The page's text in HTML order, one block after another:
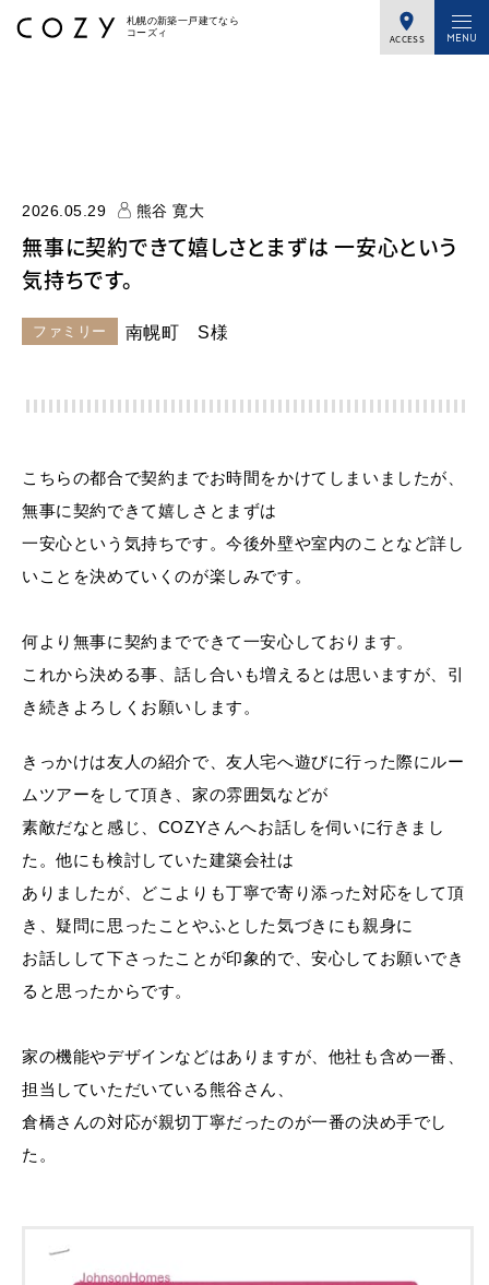
札幌の新築一戸建てなら
コーズィ
ACCESS
2026.05.29 熊谷 寛大
無事に契約できて嬉しさとまずは 一安心という
気持ちです。
ファミリー 南幌町 S様
こちらの都合で契約までお時間をかけてしまいましたが、
無事に契約できて嬉しさとまずは
一安心という気持ちです。今後外壁や室内のことなど詳し
いことを決めていくのが楽しみです。
何より無事に契約までできて一安心しております。
これから決める事、話し合いも増えるとは思いますが、引
き続きよろしくお願いします。
きっかけは友人の紹介で、友人宅へ遊びに行った際にルー
ムツアーをして頂き、家の雰囲気などが
素敵だなと感じ、COZYさんへお話しを伺いに行きまし
た。他にも検討していた建築会社は
ありましたが、どこよりも丁寧で寄り添った対応をして頂
き、疑問に思ったことやふとした気づきにも親身に
お話しして下さったことが印象的で、安心してお願いでき
ると思ったからです。
家の機能やデザインなどはありますが、他社も含め一番、
担当していただいている熊谷さん、
倉橋さんの対応が親切丁寧だったのが一番の決め手でし
た。